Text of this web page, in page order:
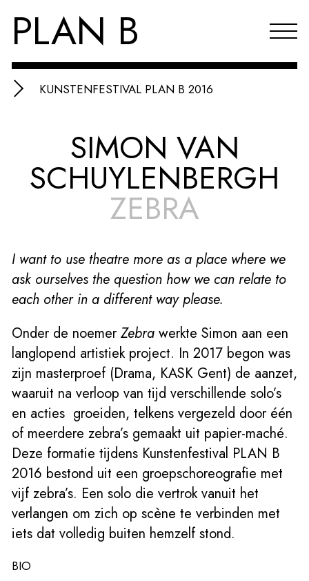
PLAN B
Agenda
Reflecties & publicaties
Over PLAN B
EN
KUNSTENFESTIVAL PLAN B 2016
SIMON VAN
SCHUYLENBERGH
ZEBRA
I want to use theatre more as a place where we
ask ourselves the question how we can relate to
each other in a different way please.
Onder de noemerZebra werkte Simon aan een
langlopend artistiek project. In 2017 begon was
zijn masterproef (Drama, KASK Gent) de aanzet,
waaruit na verloop van tijd verschillende solo’s
en acties groeiden, telkens vergezeld door één
of meerdere zebra’s gemaakt uit papier-maché.
Deze formatie tijdens Kunstenfestival PLAN B
2016 bestond uit een groepschoreografie met
vijf zebra’s. Een solo die vertrok vanuit het
verlangen om zich op scène te verbinden met
iets dat volledig buiten hemzelf stond.
BIO